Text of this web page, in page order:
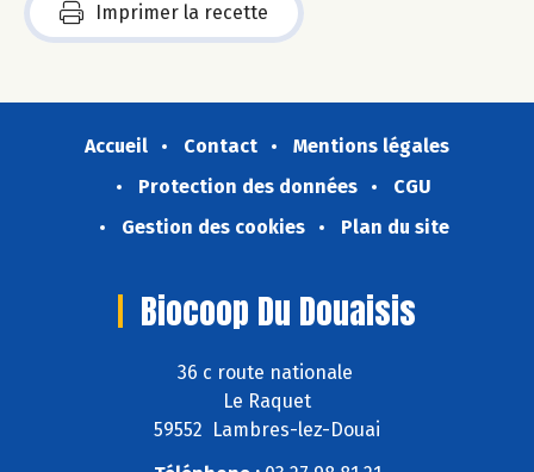
Imprimer la recette
Accueil Contact
Mentions légales
Protection des données
CGU
Gestion des cookies
Plan du site
Biocoop Du Douaisis
36 c route nationale
Le Raquet
59552 Lambres-lez-Douai